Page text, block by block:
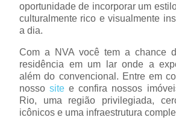
oportunidade de incorporar um
culturalmente rico e visualmente
a dia.
Com a NVA você tem a chance
residência em um lar onde a
além do convencional. Entre em
nossosite e confira nossos
Rio, uma região privilegiada,
icônicos e uma infraestrutura